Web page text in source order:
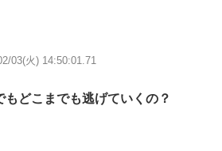
03(火) 14:50:01.71
どこまでも逃げていくの？